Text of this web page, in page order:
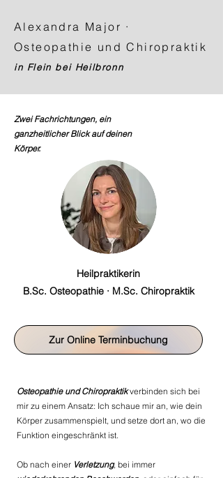
Alexandra Major ·
Osteopathie und Chiropraktik
in Flein bei Heilbronn
Zwei Fachrichtungen, ein
ganzheitlicher Blick auf deinen
Körper.
Heilpraktikerin
B.Sc. Osteopathie · M.Sc. Chiropraktik
Zur Online Terminbuchung
Osteopathie und Chiropraktik verbinden sich bei
mir zu einem Ansatz: Ich schaue mir an, wie dein
Körper zusammenspielt, und setze dort an, wo die
Funktion eingeschränkt ist.
Ob nach einer Verletzung, bei immer